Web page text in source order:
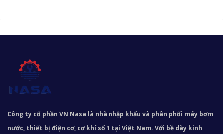
Công ty cổ phần VN Nasa là nhà nhập khẩu và phân phối máy bơm
nước, thiết bị điện cơ, cơ khí số 1 tại Việt Nam. Với bề dày kinh